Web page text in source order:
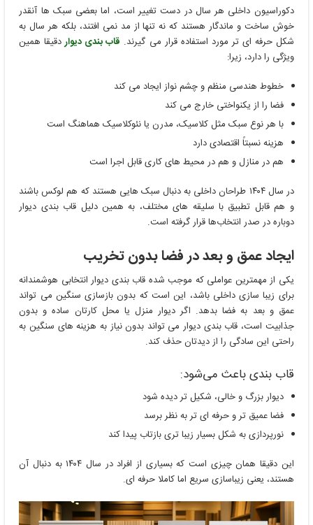
دکوراسیون داخلی هر سال در دست تغییر است، اما بعضی سبک ‌ها آنقدر
خوش ساخت و ماندگار هستند که نه تنها از مد نمی ‌افتند، بلکه هر سال به
شکل حرفه ‌ای ‌تر مورد استفاده قرار می ‌گیرند. قاب بندی دیواردقیقا همین
ویژگی را دارد، زیرا:
خطوط هندسی منظم و چشم نواز ایجاد می ‌کند
فضا را از یکنواختی خارج می‌ کند
با هر نوع سبک مثل کلاسیک، مدرن یا نئوکلاسیک هماهنگ است
هزینه نسبتاً اقتصادی دارد
هم در منازل و هم در محیط‌ های کاری قابل اجرا است
در سال ۱۴۰۴ طراحان داخلی به دنبال سبک ‌هایی هستند که هم لوکس باشند
و هم قابل تطبیق با سلیقه ‌های مختلف، به همین دلیل قاب بندی دیوار
دوباره در صدر انتخاب‌ها قرار گرفته است.
ایجاد عمق و بعد در فضا بدون تخریب
یکی از مهمترین عواملی که موجب شده قاب بندی دیوار انتخابی هوشمندانه
برای زیبا سازی داخلی باشد، این است که بدون بازسازی سنگین می تواند
عمق و بعد به فضا بدهد. اگر دیوار منزل یا محل کارتان ساده و بدون
جذابیت است، قاب بندی دیوار می تواند بدون نیاز به هزینه های سنگین به
راحتی این سادگی را از دیدتان حذف کند.
قاب بندی باعث می‌شود:
دیوار بزرگ و خالی، شکیل ‌تر دیده شود
فضا عمیق‌ تر و حرفه ‌ای ‌تر به نظر برسد
نورپردازی به شکل بسیار زیبا تری بازتاب پیدا کند
این دقیقا همان چیزی است که بسیاری از افراد در سال ۱۴۰۴ به دنبال آن
هستند، یعنی زیباسازی سریع اما کاملا حرفه ‌ای.